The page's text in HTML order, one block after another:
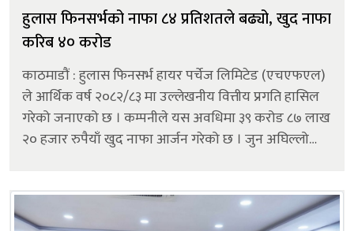
हुलास फिनसर्भको नाफा ८४ प्रतिशतले बढ्यो, खुद नाफा
करिब ४० करोड
काठमाडौं : हुलास फिनसर्भ हायर पर्चेज लिमिटेड (एचएफएल)
ले आर्थिक वर्ष २०८२/८३ मा उल्लेखनीय वित्तीय प्रगति हासिल
गरेको जनाएको छ । कम्पनीले यस अवधिमा ३९ करोड ८७ लाख
२० हजार रुपैयाँ खुद नाफा आर्जन गरेको छ । जुन अघिल्लो